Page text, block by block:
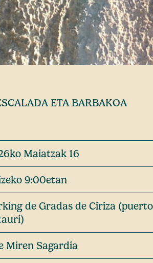
ETA BARBAKOA
Maiatzak 16
9:00etan
de Gradas de Ciriza (puerto
Miren Sagardia